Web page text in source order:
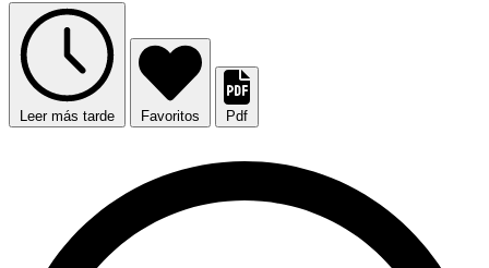
Leer más tarde Favoritos Pdf